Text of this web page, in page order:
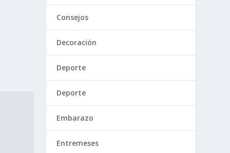
Consejos
Decoración
Deporte
Deporte
Embarazo
Entremeses